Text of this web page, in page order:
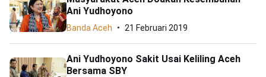
Ani Yudhoyono
Banda Aceh 21 Februari 2019
Ani Yudhoyono Sakit Usai Keliling Aceh
Bersama SBY